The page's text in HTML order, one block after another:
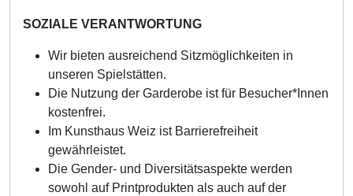
SOZIALE VERANTWORTUNG
Wir bieten ausreichend Sitzmöglichkeiten in
unseren Spielstätten.
Die Nutzung der Garderobe ist für Besucher*Innen
kostenfrei.
Im Kunsthaus Weiz ist Barrierefreiheit
gewährleistet.
Die Gender- und Diversitätsaspekte werden
sowohl auf Printprodukten als auch auf der